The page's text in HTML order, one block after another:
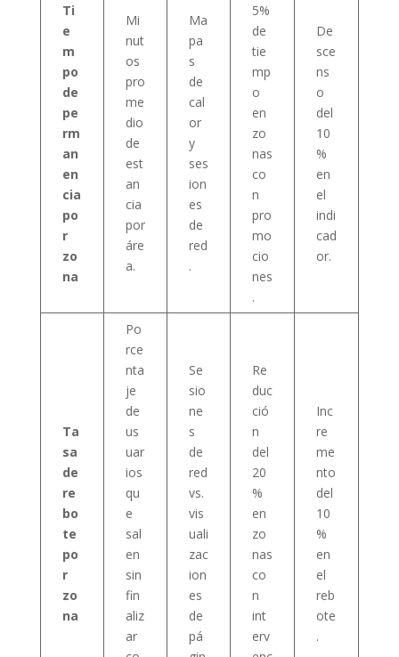
Ti
e
m
po
de
pe
rm
an
en
cia
po
r
zo
na
Mi
nut
os
pro
me
dio
de
est
an
cia
por
áre
a.
Ma
pa
s
de
cal
or
y
ses
ion
es
de
red
.
5%
de
tie
mp
o
en
zo
nas
co
n
pro
mo
cio
nes
.
De
sce
ns
o
del
10
%
en
el
indi
cad
or.
Ta
sa
de
re
bo
te
po
r
zo
na
Po
rce
nta
je
de
us
uar
ios
qu
e
sal
en
sin
fin
aliz
ar
Se
sio
ne
s
de
red
vs.
vis
uali
zac
ion
es
de
pá
Re
duc
ció
n
del
20
%
en
zo
nas
co
n
int
erv
Inc
re
me
nto
del
10
%
en
el
reb
ote
.